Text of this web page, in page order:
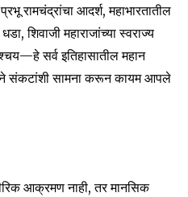
आदर्श, महाभारतातील
शिवाजी महाराजांच्या स्वराज्य
सर्व इतिहासातील महान
संकटांशी सामना करून कायम आपले
आक्रमण नाही, तर मानसिक